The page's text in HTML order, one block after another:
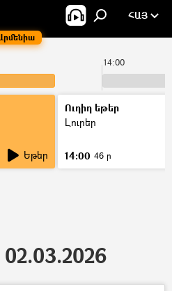
ՀԱՅ
14:00
Եթեր
Ուղիղ եթեր
Լուրեր
14:00 46 ր
02.03.2026